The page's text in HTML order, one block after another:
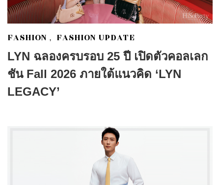
FASHION , FASHION UPDATE
LYN ฉลองครบรอบ 25 ปี เปิดตัวคอลเลก
ชัน Fall 2026 ภายใต้แนวคิด ‘LYN
LEGACY’